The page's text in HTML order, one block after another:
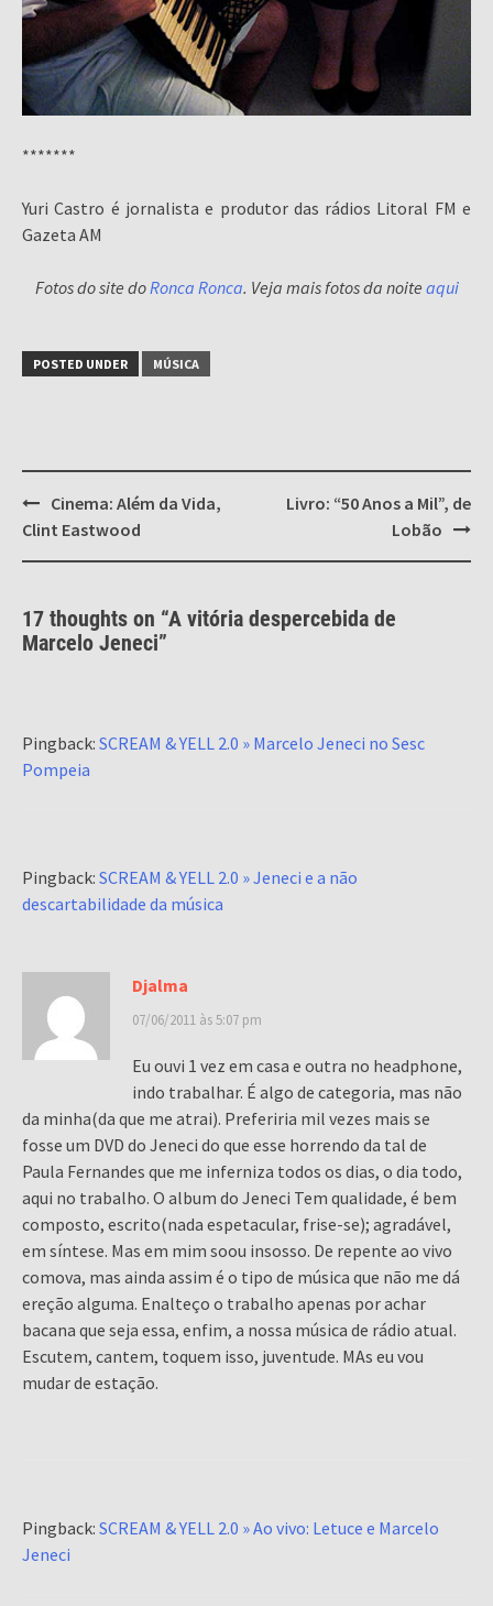
*******
Yuri Castro é jornalista e produtor das rádios Litoral FM e
Gazeta AM
Fotos do site doRonca Ronca. Veja mais fotos da noite aqui
POSTED UNDER MÚSICA
Post
navigation
Cinema: Além da Vida,
Clint Eastwood
Livro: “50 Anos a Mil”, de
Lobão
17 thoughts on “A vitória despercebida de
Marcelo Jeneci”
Pingback: SCREAM & YELL 2.0 » Marcelo Jeneci no Sesc
Pompeia
Pingback: SCREAM & YELL 2.0 » Jeneci e a não
descartabilidade da música
Djalma
07/06/2011 às 5:07 pm
Eu ouvi 1 vez em casa e outra no headphone,
indo trabalhar. É algo de categoria, mas não
da minha(da que me atrai). Preferiria mil vezes mais se
fosse um DVD do Jeneci do que esse horrendo da tal de
Paula Fernandes que me inferniza todos os dias, o dia todo,
aqui no trabalho. O album do Jeneci Tem qualidade, é bem
composto, escrito(nada espetacular, frise-se); agradável,
em síntese. Mas em mim soou insosso. De repente ao vivo
comova, mas ainda assim é o tipo de música que não me dá
ereção alguma. Enalteço o trabalho apenas por achar
bacana que seja essa, enfim, a nossa música de rádio atual.
Escutem, cantem, toquem isso, juventude. MAs eu vou
mudar de estação.
Pingback: SCREAM & YELL 2.0 » Ao vivo: Letuce e Marcelo
Jeneci